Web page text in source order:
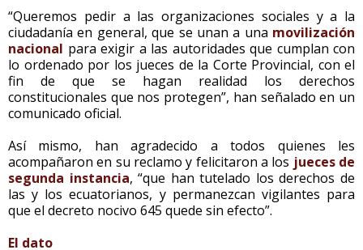
“Queremos pedir a las organizaciones sociales y a la
ciudadanía en general, que se unan a una movilización
nacional para exigir a las autoridades que cumplan con
lo ordenado por los jueces de la Corte Provincial, con el
fin de que se hagan realidad los derechos
constitucionales que nos protegen”, han señalado en un
comunicado oficial.
Así mismo, han agradecido a todos quienes les
acompañaron en su reclamo y felicitaron a los jueces de
segunda instancia, “que han tutelado los derechos de
las y los ecuatorianos, y permanezcan vigilantes para
que el decreto nocivo 645 quede sin efecto”.
El dato